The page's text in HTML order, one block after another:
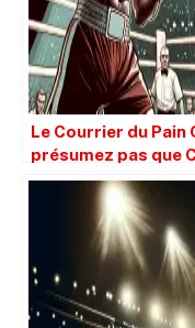
Le Courrier du Pain
présumez pas que
simplement parce